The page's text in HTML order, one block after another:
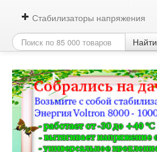
Стабилизаторы напряжения
Найти